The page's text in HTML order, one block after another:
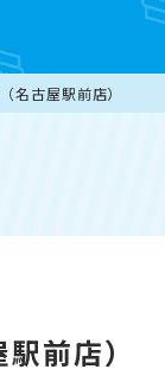
古屋駅前店）
前店）